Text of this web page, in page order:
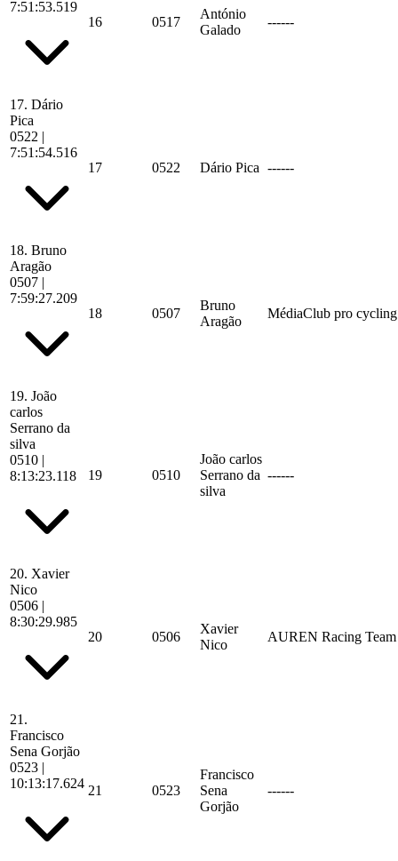
7:51:53.519
16
0517
António
Galado
------
17. Dário
Pica
0522 |
7:51:54.516
17
0522 Dário Pica ------
18. Bruno
Aragão
0507 |
7:59:27.209
18
0507
Bruno
Aragão
MédiaClub pro cycling
19. João
carlos
Serrano da
silva
0510 |
8:13:23.118
19 0510
João carlos
Serrano da
silva
------
20. Xavier
Nico
0506 |
8:30:29.985
20
0506
Xavier
Nico
AUREN Racing Team
21.
Francisco
Sena Gorjão
0523 |
10:13:17.624 21 0523
Francisco
Sena
Gorjão
------